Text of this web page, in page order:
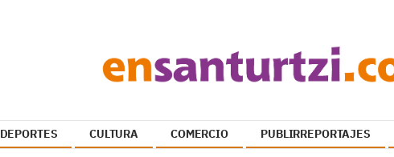
DEPORTES CULTURA COMERCIO PUBLIRREPORTAJES